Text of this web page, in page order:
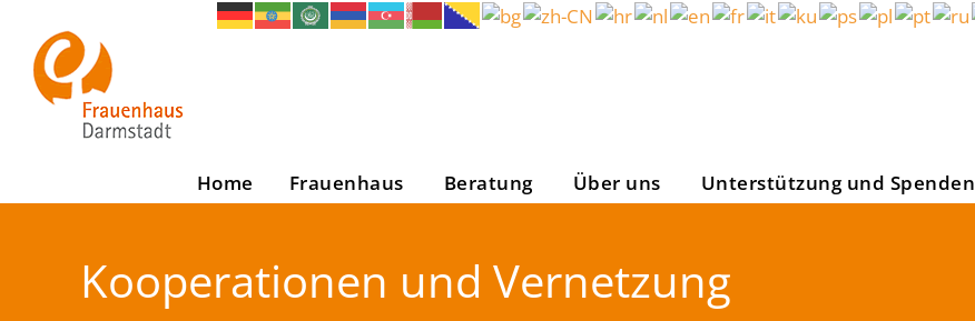
Inhalt
springen
Home Frauenhaus Beratung Über uns Unterstützung und Spenden
Kooperationen und Vernetzung